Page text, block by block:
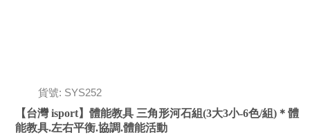
貨號: SYS252
【台灣 isport】體能教具 三角形河石組(3大3小-6色/組)＊體
能教具.左右平衡.協調.體能活動